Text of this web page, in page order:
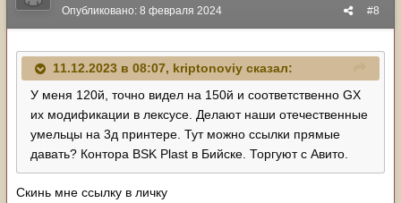
#8
Опубликовано: 8 февраля 2024
11.12.2023 в 08:07, kriptonoviy сказал:
У меня 120й, точно видел на 150й и соответственно GX
их модификации в лексусе. Делают наши отечественные
умельцы на 3д принтере. Тут можно ссылки прямые
давать? Контора BSK Plast в Бийске. Торгуют с Авито.
Скинь мне ссылку в личку